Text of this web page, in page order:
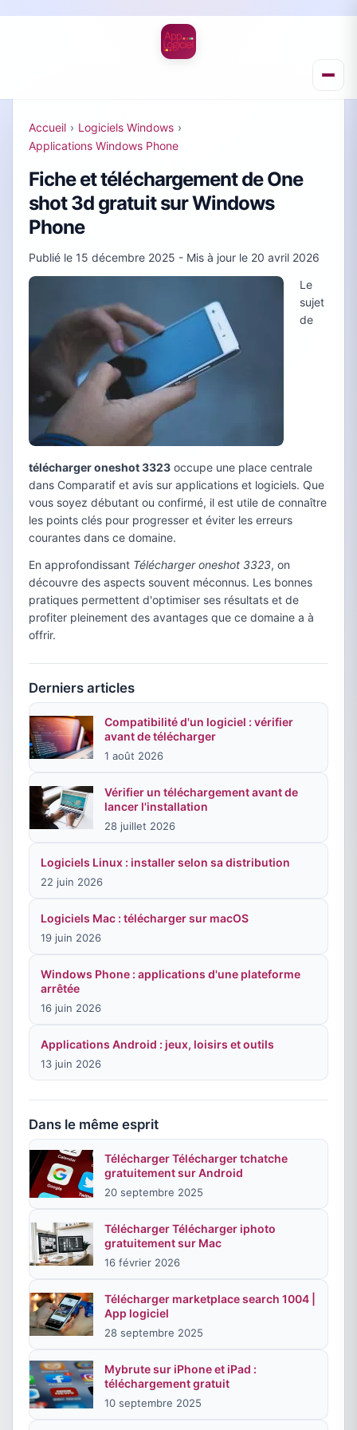
Accueil › Logiciels Windows ›
Applications Windows Phone
Fiche et téléchargement de One
shot 3d gratuit sur Windows
Phone
Publié le 15 décembre 2025 - Mis à jour le 20 avril 2026
Le
sujet
de
télécharger oneshot 3323 occupe une place centrale
dans Comparatif et avis sur applications et logiciels. Que
vous soyez débutant ou confirmé, il est utile de connaître
les points clés pour progresser et éviter les erreurs
courantes dans ce domaine.
En approfondissant Télécharger oneshot 3323, on
découvre des aspects souvent méconnus. Les bonnes
pratiques permettent d'optimiser ses résultats et de
profiter pleinement des avantages que ce domaine a à
offrir.
Derniers articles
Compatibilité d'un logiciel : vérifier
avant de télécharger
1 août 2026
Vérifier un téléchargement avant de
lancer l'installation
28 juillet 2026
Logiciels Linux : installer selon sa distribution
22 juin 2026
Logiciels Mac : télécharger sur macOS
19 juin 2026
Windows Phone : applications d'une plateforme
arrêtée
16 juin 2026
Applications Android : jeux, loisirs et outils
13 juin 2026
Dans le même esprit
Télécharger Télécharger tchatche
gratuitement sur Android
20 septembre 2025
Télécharger Télécharger iphoto
gratuitement sur Mac
16 février 2026
Télécharger marketplace search 1004 |
App logiciel
28 septembre 2025
Mybrute sur iPhone et iPad :
téléchargement gratuit
10 septembre 2025